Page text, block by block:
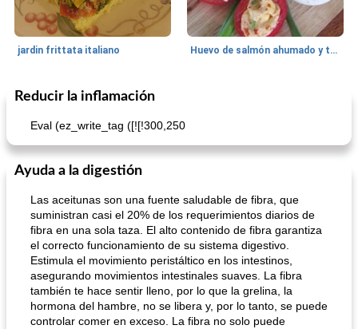
jardin frittata italiano Huevo de salmón ahumado y tomates rellenos.
3min
Bebidas
Batido de leche de caramelo de mantequilla (alcohólico)
Reducir la inflamación
Eval (ez_write_tag ([![!300,250
Ayuda a la digestión
Las aceitunas son una fuente saludable de fibra, que
suministran casi el 20% de los requerimientos diarios de
fibra en una sola taza. El alto contenido de fibra garantiza
el correcto funcionamiento de su sistema digestivo.
Estimula el movimiento peristáltico en los intestinos,
asegurando movimientos intestinales suaves. La fibra
también te hace sentir lleno, por lo que la grelina, la
hormona del hambre, no se libera y, por lo tanto, se puede
controlar comer en exceso. La fibra no solo puede